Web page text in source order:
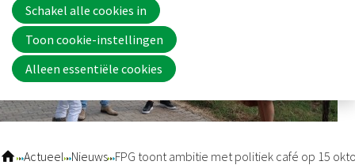
to
main
content
Actueel Nieuws FPG toont ambitie met politiek café op 15
Schakel alle cookies in
Toon cookie-instellingen
Alleen essentiële cookies